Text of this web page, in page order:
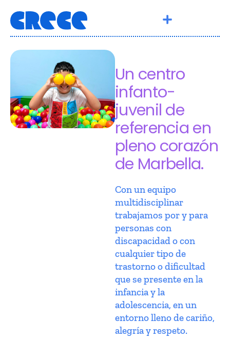
Un centro
infanto-
juvenil de
referencia en
pleno corazón
de Marbella.
Con un equipo
multidisciplinar
trabajamos por y para
personas con
discapacidad o con
cualquier tipo de
trastorno o dificultad
que se presente en la
infancia y la
adolescencia, en un
entorno lleno de cariño,
alegría y respeto.